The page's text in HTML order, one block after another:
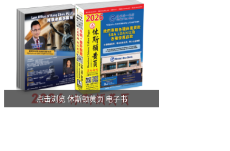
点击浏览 休斯顿黄页 电子书